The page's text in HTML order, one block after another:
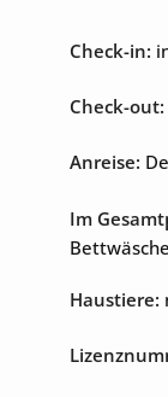
Check-in:
Check-out:
Anreise:
Im
Haustiere: